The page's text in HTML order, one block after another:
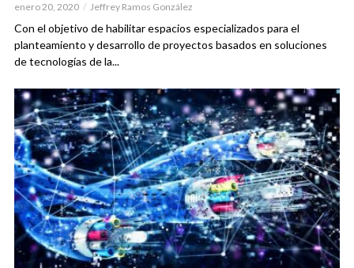
enero 20, 2020 Jeffrey Ramos González
Con el objetivo de habilitar espacios especializados para el
planteamiento y desarrollo de proyectos basados en soluciones
de tecnologías de la...